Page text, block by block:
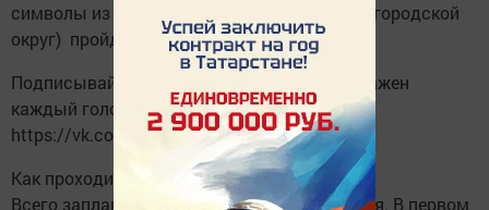
символы из 37 районов, и только 21 район (городской
округ) пройдет в 3-ий этап голосования.
Подписывайтесь и участвуйте в проекте! Важен
каждый голос!
https://vk.com/narodniytatarstan
Как проходит голосование?
Всего запланировано три этапа голосования. В первом